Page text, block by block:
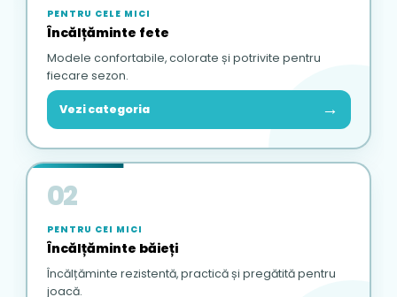
PENTRU CELE MICI
Încălțăminte fete
Modele confortabile, colorate și potrivite pentru
fiecare sezon.
Vezi categoria →
02
PENTRU CEI MICI
Încălțăminte băieți
Încălțăminte rezistentă, practică și pregătită pentru
joacă.